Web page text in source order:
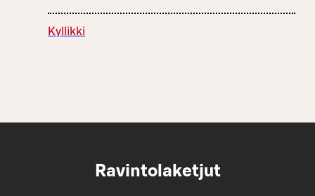
Kyllikki
Ravintolaketjut